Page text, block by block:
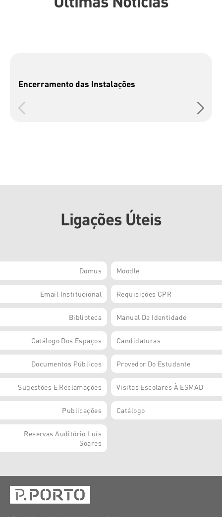
Encerramento das Instalações
Ligações Úteis
Domus Moodle
Email Institucional Requisições CPR
Biblioteca Manual De Identidade
Catálogo Dos Espaços Candidaturas
Documentos Públicos Provedor Do Estudante
Sugestões E Reclamações Visitas Escolares À ESMAD
Publicações Catálogo
Reservas Auditório Luís
Soares